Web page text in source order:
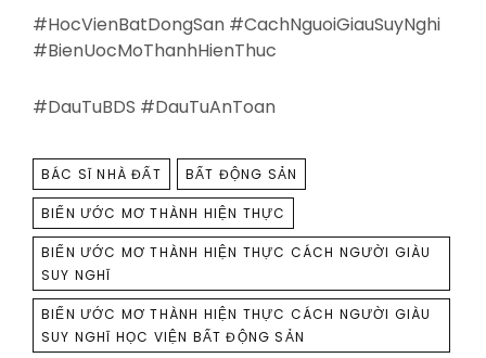
#HocVienBatDongSan #CachNguoiGiauSuyNghi
#BienUocMoThanhHienThuc
#DauTuBDS #DauTuAnToan
TAGS
BÁC SĨ NHÀ ĐẤT BẤT ĐỘNG SẢN
BIẾN ƯỚC MƠ THÀNH HIỆN THỰC
BIẾN ƯỚC MƠ THÀNH HIỆN THỰC CÁCH NGƯỜI GIÀU
SUY NGHĨ
BIẾN ƯỚC MƠ THÀNH HIỆN THỰC CÁCH NGƯỜI GIÀU
SUY NGHĨ HỌC VIỆN BẤT ĐỘNG SẢN